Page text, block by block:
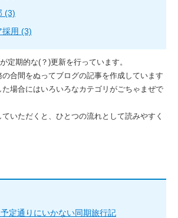
(3)
採用 (3)
定期的な(？)更新を行っています。
合間をぬってブログの記事を作成しています
場合にはいろいろなカテゴリがごちゃまぜで
いただくと、ひとつの流れとして読みやすく
定通りにいかない同期旅行記